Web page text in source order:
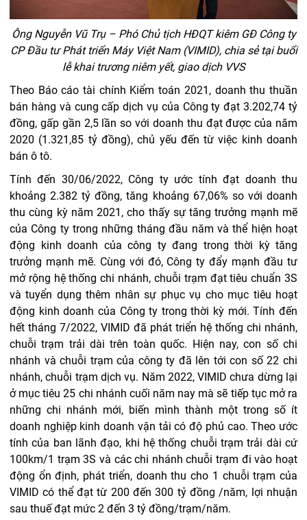
Ông Nguyễn Vũ Trụ – Phó Chủ tịch HĐQT kiêm GĐ Công ty
CP Đầu tư Phát triển Máy Việt Nam (VIMID), chia sẻ tại buổi
lễ khai trương niêm yết, giao dịch VVS
Theo Báo cáo tài chính Kiểm toán 2021, doanh thu thuần
bán hàng và cung cấp dịch vụ của Công ty đạt 3.202,74 tỷ
đồng, gấp gần 2,5 lần so với doanh thu đạt được của năm
2020 (1.321,85 tỷ đồng), chủ yếu đến từ việc kinh doanh
bán ô tô.
Tính đến 30/06/2022, Công ty ước tính đạt doanh thu
khoảng 2.382 tỷ đồng, tăng khoảng 67,06% so với doanh
thu cùng kỳ năm 2021, cho thấy sự tăng trưởng mạnh mẽ
của Công ty trong những tháng đầu năm và thể hiện hoạt
động kinh doanh của công ty đang trong thời kỳ tăng
trưởng mạnh mẽ. Cùng với đó, Công ty đẩy mạnh đầu tư
mở rộng hệ thống chi nhánh, chuỗi trạm đạt tiêu chuẩn 3S
và tuyển dụng thêm nhân sự phục vụ cho mục tiêu hoạt
động kinh doanh của Công ty trong thời kỳ mới. Tính đến
hết tháng 7/2022, VIMID đã phát triển hệ thống chi nhánh,
chuỗi trạm trải dài trên toàn quốc. Hiện nay, con số chi
nhánh và chuỗi trạm của công ty đã lên tới con số 22 chi
nhánh, chuỗi trạm dịch vụ. Năm 2022, VIMID chưa dừng lại
ở mục tiêu 25 chi nhánh cuối năm nay mà sẽ tiếp tục mở ra
những chi nhánh mới, biến mình thành một trong số ít
doanh nghiệp kinh doanh vận tải có độ phủ cao. Theo ước
tính của ban lãnh đạo, khi hệ thống chuỗi trạm trải dài cứ
100km/1 trạm 3S và các chi nhánh chuỗi trạm đi vào hoạt
động ổn định, phát triển, doanh thu cho 1 chuỗi trạm của
VIMID có thể đạt từ 200 đến 300 tỷ đồng /năm, lợi nhuận
sau thuế đạt mức 2 đến 3 tỷ đồng/trạm/năm.